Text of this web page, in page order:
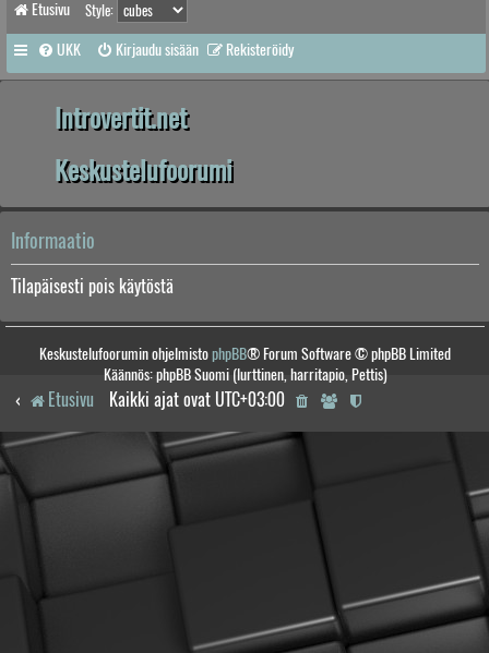
Etusivu Style:
UKK Kirjaudu sisään Rekisteröidy
Introvertit.net
Keskustelufoorumi
Informaatio
Tilapäisesti pois käytöstä
Keskustelufoorumin ohjelmistophpBB® Forum Software © phpBB Limited
Käännös: phpBB Suomi (lurttinen, harritapio, Pettis)
Etusivu Kaikki ajat ovat UTC+03:00